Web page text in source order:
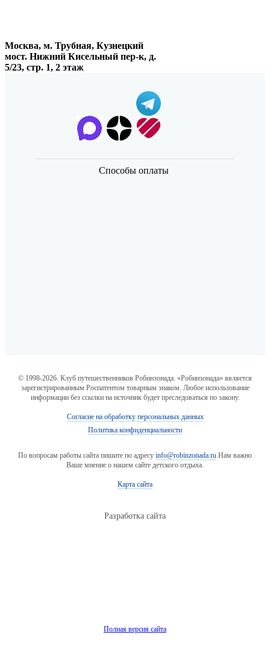
Москва, м. Трубная, Кузнецкий
мост. Нижний Кисельный пер-к, д.
5/23, стр. 1, 2 этаж
Способы оплаты
© 1998-2026. Клуб путешественников Робинзонада. «Робинзонада» является
зарегистрированным Роспатентом товарным знаком. Любое использование
информации без ссылки на источник будет преследоваться по закону.
Согласие на обработку персональных данных
Политика конфиденциальности
По вопросам работы сайта пишите по адресу info@robinzonada.ru Нам важно
Ваше мнение о нашем сайте детского отдыха.
Карта сайта
Разработка сайта
Полная версия сайта